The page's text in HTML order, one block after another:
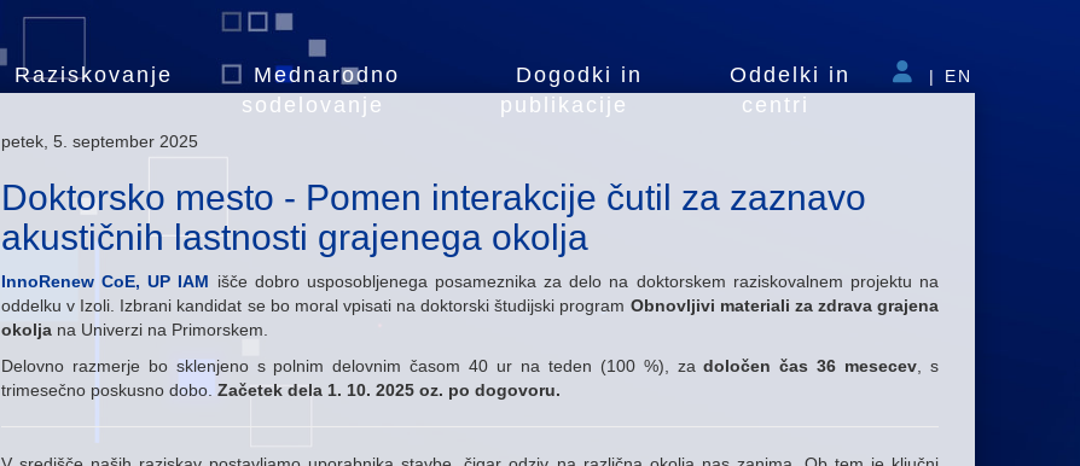
Raziskovanje
Mednarodno
sodelovanje
Dogodki in
publikacije
Oddelki in
centri
| EN
petek, 5. september 2025
Doktorsko mesto - Pomen interakcije čutil za zaznavo
akustičnih lastnosti grajenega okolja
InnoRenew CoE, UP IAM išče dobro usposobljenega posameznika za delo na doktorskem raziskovalnem projektu na
oddelku v Izoli. Izbrani kandidat se bo moral vpisati na doktorski študijski program Obnovljivi materiali za zdrava grajena
okolja na Univerzi na Primorskem.
Delovno razmerje bo sklenjeno s polnim delovnim časom 40 ur na teden (100 %), zadoločen čas 36 mesecev , s
trimesečno poskusno dobo. Začetek dela 1. 10. 2025 oz. po dogovoru.